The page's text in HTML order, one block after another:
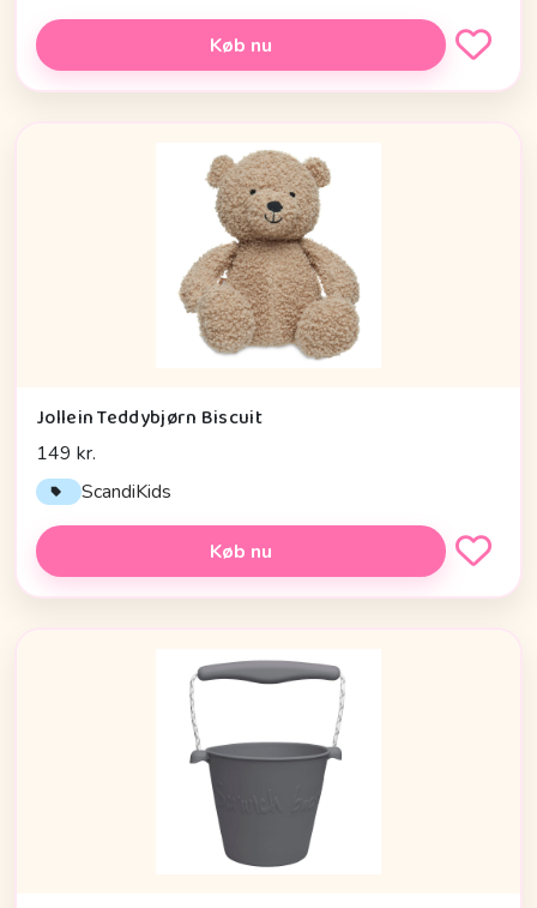
Køb nu
Jollein Teddybjørn Biscuit
149 kr.
ScandiKids
Køb nu